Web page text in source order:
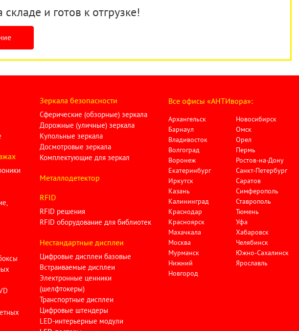
и готов к отгрузке!
Зеркала безопасности
Сферические (обзорные) зеркала
Дорожные (уличные) зеркала
Купольные зеркала
Досмотровые зеркала
Комплектующие для зеркал
Металлодетектор
RFID
RFID решения
RFID оборудование для библиотек
Нестандартные дисплеи
Цифровые дисплеи базовые
Встраиваемые дисплеи
Электронные ценники
(шелфтокеры)
Транспортные дисплеи
Цифровые штендеры
LED-интерьерные модули
Все офисы «АНТИвора»:
Архангельск
Барнаул
Владивосток
Волгоград
Воронеж
Екатеринбург
Иркутск
Казань
Калининград
Краснодар
Красноярск
Махачкала
Москва
Мурманск
Нижний
Новгород
Новосибирск
Омск
Орел
Пермь
Ростов-на-Дону
Санкт-Петербург
Саратов
Симферополь
Ставрополь
Тюмень
Уфа
Хабаровск
Челябинск
Южно-Сахалинск
Ярославль